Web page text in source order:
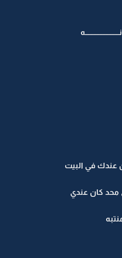
عندك في البيت
محد كان عندي